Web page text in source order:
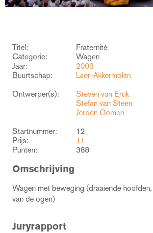
Titel:
Fraternité
Categorie:
Wagen
Jaar:
2003
Buurtschap:
Laer-Akkermolen
Ontwerper(s):
Steven van Erck
Stefan van Steen
Jeroen Oomen
Startnummer:
12
Prijs:
11
Punten:
388
Omschrijving
Wagen met beweging (draaiende
van de ogen)
Juryrapport